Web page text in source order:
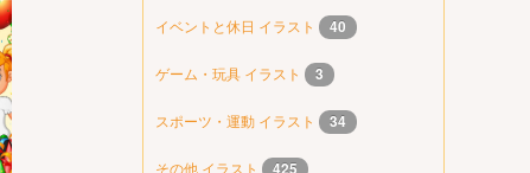
イベントと休日 イラスト 40
ゲーム・玩具 イラスト 3
スポーツ・運動 イラスト 34
その他 イラスト 425